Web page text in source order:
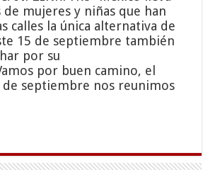
mujeres y niñas que han
calles la única alternativa de
15 de septiembre también
por su
por buen camino, el
de septiembre nos reunimos